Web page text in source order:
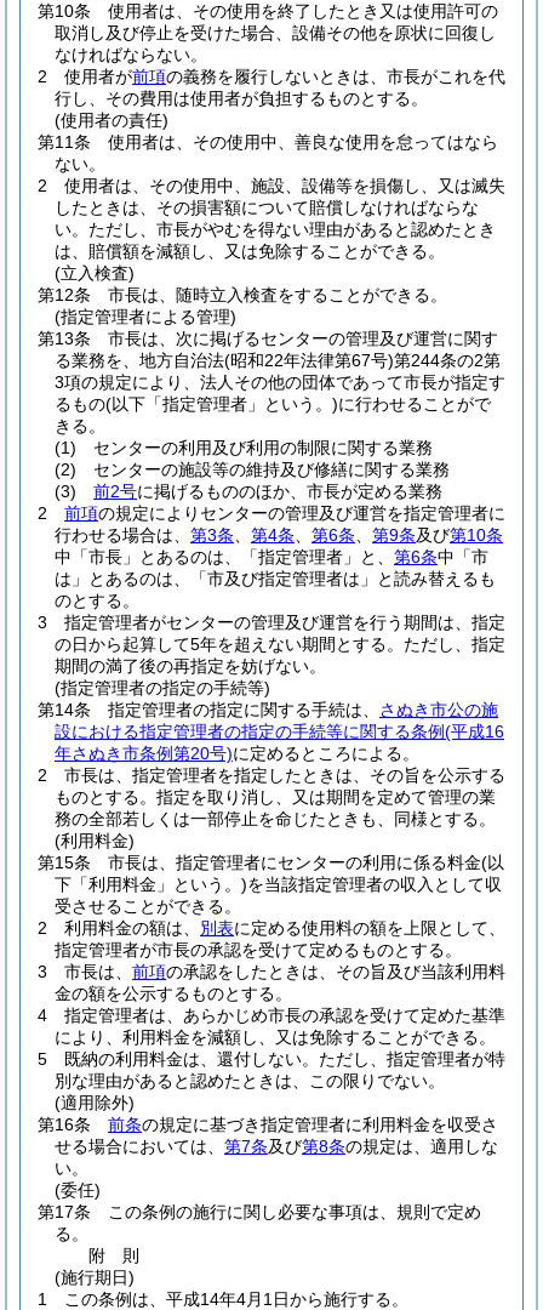
第10条
使用者は、その使用を終了したとき又は使用許可の
取消し及び停止を受けた場合、設備その他を原状に回復し
なければならない。
2
使用者が前項の義務を履行しないときは、市長がこれを代
行し、その費用は使用者が負担するものとする。
(使用者の責任)
第11条
使用者は、その使用中、善良な使用を怠ってはなら
ない。
2
使用者は、その使用中、施設、設備等を損傷し、又は滅失
したときは、その損害額について賠償しなければならな
い。 ただし、市長がやむを得ない理由があると認めたとき
は、賠償額を減額し、又は免除することができる。
(立入検査)
第12条
市長は、随時立入検査をすることができる。
(指定管理者による管理)
第13条
市長は、次に掲げるセンターの管理及び運営に関す
る業務を、地方自治法(昭和22年法律第67号)第244条の2第
3項の規定により、法人その他の団体であって市長が指定す
るもの(以下「指定管理者」という。)に行わせることがで
きる。
(1)
センターの利用及び利用の制限に関する業務
(2)
センターの施設等の維持及び修繕に関する業務
(3)
前2号に掲げるもののほか、市長が定める業務
2
前項の規定によりセンターの管理及び運営を指定管理者に
行わせる場合は、 第3条 第4条 第6条 第9条及び第10条
中「市長」とあるのは、「指定管理者」と、 第6条中「市
は」とあるのは、「市及び指定管理者は」と読み替えるも
のとする。
3
指定管理者がセンターの管理及び運営を行う期間は、指定
の日から起算して5年を超えない期間とする。 ただし、指定
期間の満了後の再指定を妨げない。
(指定管理者の指定の手続等)
第14条
指定管理者の指定に関する手続は、 さぬき市公の施
設における指定管理者の指定の手続等に関する条例(平成16
年さぬき市条例第20号)に定めるところによる。
2
市長は、指定管理者を指定したときは、その旨を公示する
ものとする。 指定を取り消し、又は期間を定めて管理の業
務の全部若しくは一部停止を命じたときも、同様とする。
(利用料金)
第15条
市長は、指定管理者にセンターの利用に係る料金(以
下「利用料金」という。)を当該指定管理者の収入として収
受させることができる。
2
利用料金の額は、 別表に定める使用料の額を上限として、
指定管理者が市長の承認を受けて定めるものとする。
3
市長は、 前項の承認をしたときは、その旨及び当該利用料
金の額を公示するものとする。
4
指定管理者は、あらかじめ市長の承認を受けて定めた基準
により、利用料金を減額し、又は免除することができる。
5
既納の利用料金は、還付しない。 ただし、指定管理者が特
別な理由があると認めたときは、この限りでない。
(適用除外)
第16条
前条の規定に基づき指定管理者に利用料金を収受さ
せる場合においては、 第7条及び第8条の規定は、適用しな
い。
(委任)
第17条
この条例の施行に関し必要な事項は、規則で定め
る。
附 則
(施行期日)
1
この条例は、平成14年4月1日から施行する。